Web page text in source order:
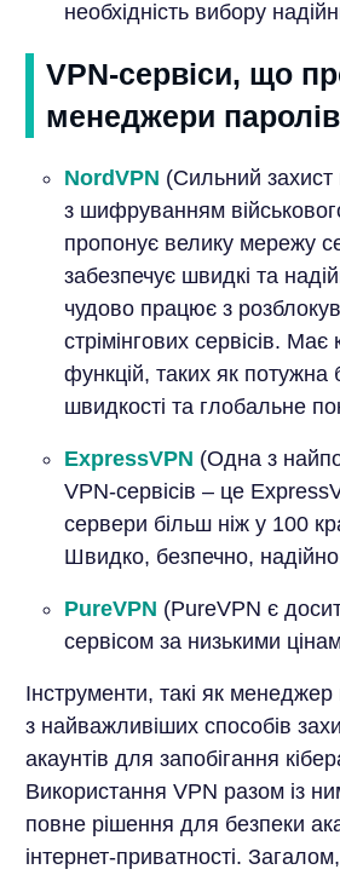
необхідність вибору
VPN-сервіси, що
менеджери паролів
NordVPN (Сильний захист
з шифруванням
пропонує велику мережу
забезпечує швидкі та
чудово працює з
стрімінгових сервісів. Має
функцій, таких як потужна
швидкості та глобальне
ExpressVPN (Одна з
VPN-сервісів – це
сервери більш ніж у 100
Швидко, безпечно,
PureVPN (PureVPN є
сервісом за низькими
Інструменти, такі як
з найважливіших способів
акаунтів для запобігання
Використання VPN разом із
повне рішення для безпеки
інтернет-приватності.